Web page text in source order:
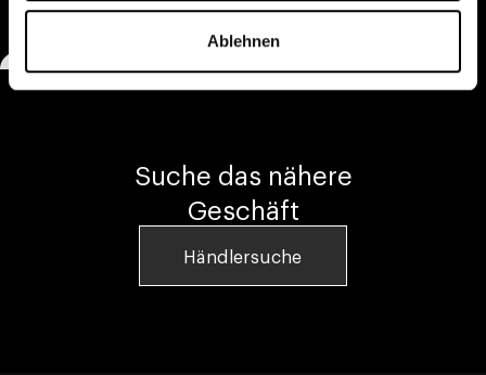
Ablehnen
Salone del Mobile 2026, Milan
Suche das nähere
Geschäft
Händlersuche